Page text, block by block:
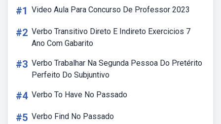
#1 Video Aula Para Concurso De Professor 2023
#2 Verbo Transitivo Direto E Indireto Exercicios 7
Ano Com Gabarito
#3 Verbo Trabalhar Na Segunda Pessoa Do Pretérito
Perfeito Do Subjuntivo
#4 Verbo To Have No Passado
#5 Verbo Find No Passado